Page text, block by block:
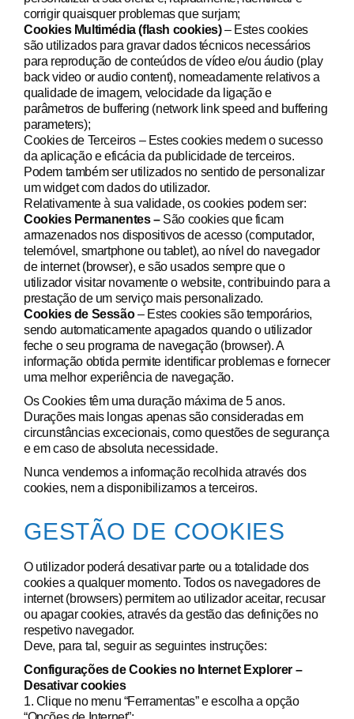
corrigir quaisquer problemas que surjam;
Cookies Multimédia (flash cookies)– Estes cookies
são utilizados para gravar dados técnicos necessários
para reprodução de conteúdos de vídeo e/ou áudio (play
back video or audio content), nomeadamente relativos a
qualidade de imagem, velocidade da ligação e
parâmetros de buffering (network link speed and buffering
parameters);
Cookies de Terceiros – Estes cookies medem o sucesso
da aplicação e eficácia da publicidade de terceiros.
Podem também ser utilizados no sentido de personalizar
um widget com dados do utilizador.
Relativamente à sua validade, os cookies podem ser:
Cookies Permanentes –São cookies que ficam
armazenados nos dispositivos de acesso (computador,
telemóvel, smartphone ou tablet), ao nível do navegador
de internet (browser), e são usados sempre que o
utilizador visitar novamente o website, contribuindo para a
prestação de um serviço mais personalizado.
Cookies de Sessão– Estes cookies são temporários,
sendo automaticamente apagados quando o utilizador
feche o seu programa de navegação (browser). A
informação obtida permite identificar problemas e fornecer
uma melhor experiência de navegação.
Os Cookies têm uma duração máxima de 5 anos.
Durações mais longas apenas são consideradas em
circunstâncias excecionais, como questões de segurança
e em caso de absoluta necessidade.
Nunca vendemos a informação recolhida através dos
cookies, nem a disponibilizamos a terceiros.
GESTÃO DE COOKIES
O utilizador poderá desativar parte ou a totalidade dos
cookies a qualquer momento. Todos os navegadores de
internet (browsers) permitem ao utilizador aceitar, recusar
ou apagar cookies, através da gestão das definições no
respetivo navegador.
Deve, para tal, seguir as seguintes instruções:
Configurações de Cookies no Internet Explorer –
Desativar cookies
1. Clique no menu “Ferramentas” e escolha a opção